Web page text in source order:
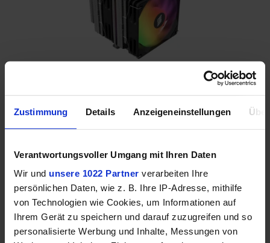
Zustimmung Details Anzeigeneinstellungen
Verantwortungsvoller Umgang mit Ihren Daten
Wir und unsere 1022 Partner verarbeiten Ihre
persönlichen Daten, wie z. B. Ihre IP-Adresse, mithilfe
von Technologien wie Cookies, um Informationen auf
Ihrem Gerät zu speichern und darauf zuzugreifen und so
personalisierte Werbung und Inhalte, Messungen von
3. Mittelklasse Empfehlung:
Silentware Titan
DerSilentware Titanist unsere Empfehlung, wenn
du auf der Suche nach dem besten Mittelklasse-
CPU-Kühler bist. Daher haben wir ihn auch häufig
schon in unseren PC-Builds verwendet und waren
immer äußerst zufrieden. Dank der sechs 6 mm
starken Heatpipes mit
Heatpipe-Direct-Touch
dem
Dual-Tower-Design wird die Wärme effektiv